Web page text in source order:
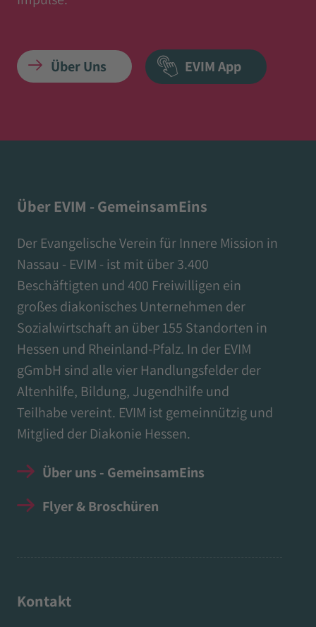
Über Uns EVIM App
Über EVIM - GemeinsamEins
Der Evangelische Verein für Innere Mission in
Nassau - EVIM - ist mit über 3.400
Beschäftigten und 400 Freiwilligen ein
großes diakonisches Unternehmen der
Sozialwirtschaft an über 155 Standorten in
Hessen und Rheinland-Pfalz. In der EVIM
gGmbH sind alle vier Handlungsfelder der
Altenhilfe, Bildung, Jugendhilfe und
Teilhabe vereint. EVIM ist gemeinnützig und
Mitglied der Diakonie Hessen.
Über uns - GemeinsamEins
Flyer & Broschüren
Kontakt